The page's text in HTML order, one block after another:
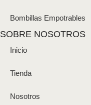
Bombillas Empotrables
SOBRE NOSOTROS
Inicio
Tienda
Nosotros